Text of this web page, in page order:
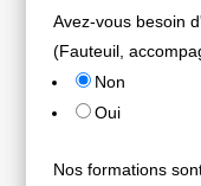
Avez-vous besoin
(Fauteuil,
Non
Oui
Nos formations